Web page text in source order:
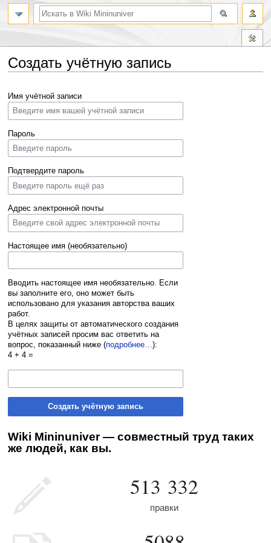
Создать учётную запись
к
навигации
к
поиску
Имя учётной записи
Пароль
Подтвердите пароль
Адрес электронной почты
Настоящее имя (необязательно)
Вводить настоящее имя необязательно. Если
вы заполните его, оно может быть
использовано для указания авторства ваших
работ.
В целях защиты от автоматического создания
учётных записей просим вас ответить на
вопрос, показанный ниже (подробнее…):
4 + 4 =
Создать учётную запись
Wiki Mininuniver — совместный труд таких
же людей, как вы.
513 332
правки